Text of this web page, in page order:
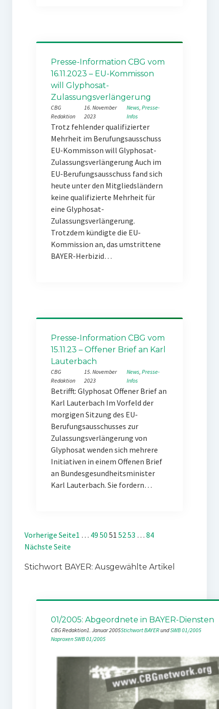
Presse-Information CBG vom
16.11.2023 – EU-Kommisson
will Glyphosat-
Zulassungsverlängerung
CBG
Redaktion
16. November
2023
News, Presse-
Infos
Trotz fehlender qualifizierter
Mehrheit im Berufungsausschuss
EU-Kommisson will Glyphosat-
Zulassungsverlängerung Auch im
EU-Berufungsausschuss fand sich
heute unter den Mitgliedsländern
keine qualifizierte Mehrheit für
eine Glyphosat-
Zulassungsverlängerung.
Trotzdem kündigte die EU-
Kommission an, das umstrittene
BAYER-Herbizid…
Presse-Information CBG vom
15.11.23 – Offener Brief an Karl
Lauterbach
CBG
Redaktion
15. November
2023
News, Presse-
Infos
Betrifft: Glyphosat Offener Brief an
Karl Lauterbach Im Vorfeld der
morgigen Sitzung des EU-
Berufungsausschusses zur
Zulassungsverlängerung von
Glyphosat wenden sich mehrere
Initiativen in einem Offenen Brief
an Bundesgesundheitsminister
Karl Lauterbach. Sie fordern…
Vorherige Seite1 … 49 50 51 5253 … 84
Nächste Seite
Stichwort BAYER: Ausgewählte Artikel
01/2005: Abgeordnete in BAYER-Diensten
CBG Redaktion1. Januar 2005Stichwort BAYER und SWB 01/2005
NaproxenSWB 01/2005